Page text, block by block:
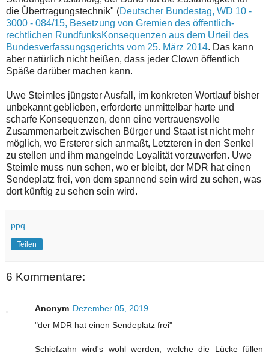
die Übertragungstechnik" (Deutscher Bundestag, WD 10 -
3000 - 084/15, Besetzung von Gremien des öffentlich-
rechtlichen RundfunksKonsequenzen aus dem Urteil des
Bundesverfassungsgerichts vom 25. März 2014. Das kann
aber natürlich nicht heißen, dass jeder Clown öffentlich
Späße darüber machen kann.
Uwe Steimles jüngster Ausfall, im konkreten Wortlauf bisher
unbekannt geblieben, erforderte unmittelbar harte und
scharfe Konsequenzen, denn eine vertrauensvolle
Zusammenarbeit zwischen Bürger und Staat ist nicht mehr
möglich, wo Ersterer sich anmaßt, Letzteren in den Senkel
zu stellen und ihm mangelnde Loyalität vorzuwerfen. Uwe
Steimle muss nun sehen, wo er bleibt, der MDR hat einen
Sendeplatz frei, von dem spannend sein wird zu sehen, was
dort künftig zu sehen sein wird.
ppq
Teilen
6 Kommentare:
Anonym Dezember 05, 2019
"der MDR hat einen Sendeplatz frei"
Schiefzahn wird's wohl werden, welche die Lücke füllen